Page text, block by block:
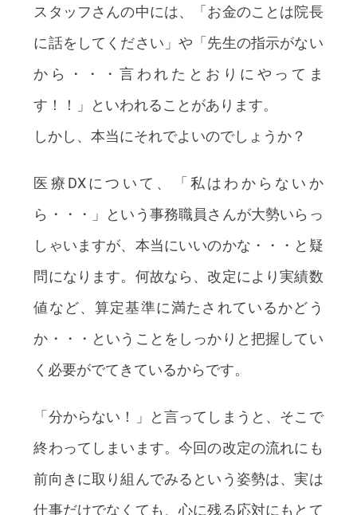
スタッフさんの中には、「お金のことは院長
に話をしてください」や「先生の指示がない
から・・・言われたとおりにやってま
す！！」といわれることがあります。
しかし、本当にそれでよいのでしょうか？
医療DXについて、「私はわからないか
ら・・・」という事務職員さんが大勢いらっ
しゃいますが、本当にいいのかな・・・と疑
問になります。何故なら、改定により実績数
値など、算定基準に満たされているかどう
か・・・ということをしっかりと把握してい
く必要がでてきているからです。
「分からない！」と言ってしまうと、そこで
終わってしまいます。今回の改定の流れにも
前向きに取り組んでみるという姿勢は、実は
仕事だけでなくても、心に残る応対にもとて